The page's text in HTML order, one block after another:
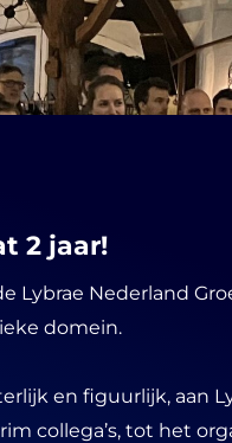
2 jaar!
Lybrae Nederland
domein.
en figuurlijk, aan
collega’s, tot het